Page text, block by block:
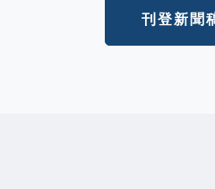
刊登新聞